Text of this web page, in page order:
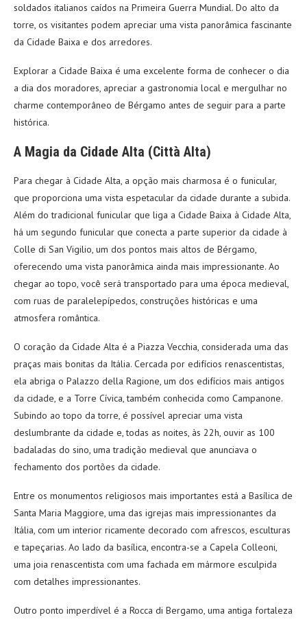
soldados italianos caídos na Primeira Guerra Mundial. Do alto da
torre, os visitantes podem apreciar uma vista panorâmica fascinante
da Cidade Baixa e dos arredores.
Explorar a Cidade Baixa é uma excelente forma de conhecer o dia
a dia dos moradores, apreciar a gastronomia local e mergulhar no
charme contemporâneo de Bérgamo antes de seguir para a parte
histórica.
A Magia da Cidade Alta (Città Alta)
Para chegar à Cidade Alta, a opção mais charmosa é o funicular,
que proporciona uma vista espetacular da cidade durante a subida.
Além do tradicional funicular que liga a Cidade Baixa à Cidade Alta,
há um segundo funicular que conecta a parte superior da cidade à
Colle di San Vigilio, um dos pontos mais altos de Bérgamo,
oferecendo uma vista panorâmica ainda mais impressionante. Ao
chegar ao topo, você será transportado para uma época medieval,
com ruas de paralelepípedos, construções históricas e uma
atmosfera romântica.
O coração da Cidade Alta é a Piazza Vecchia, considerada uma das
praças mais bonitas da Itália. Cercada por edifícios renascentistas,
ela abriga o Palazzo della Ragione, um dos edifícios mais antigos
da cidade, e a Torre Cívica, também conhecida como Campanone.
Subindo ao topo da torre, é possível apreciar uma vista
deslumbrante da cidade e, todas as noites, às 22h, ouvir as 100
badaladas do sino, uma tradição medieval que anunciava o
fechamento dos portões da cidade.
Entre os monumentos religiosos mais importantes está a Basílica de
Santa Maria Maggiore, uma das igrejas mais impressionantes da
Itália, com um interior ricamente decorado com afrescos, esculturas
e tapeçarias. Ao lado da basílica, encontra-se a Capela Colleoni,
uma joia renascentista com uma fachada em mármore esculpida
com detalhes impressionantes.
Outro ponto imperdível é a Rocca di Bergamo, uma antiga fortaleza